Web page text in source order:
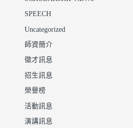
SPEECH
Uncategorized
師資簡介
徵才訊息
招生訊息
榮譽榜
活動訊息
演講訊息